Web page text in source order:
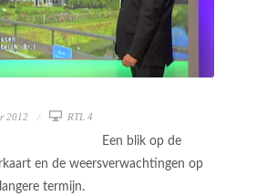
2012 RTL 4
Een blik op de
en de weersverwachtingen op
termijn.